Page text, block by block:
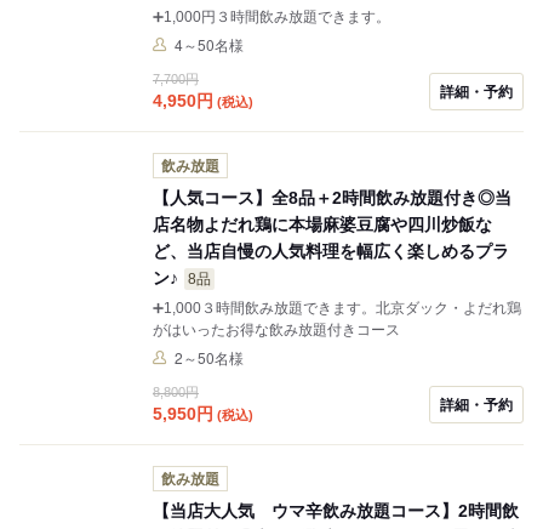
➕1,000円３時間飲み放題できます。
4～50名様
7,700円
4,950円 (税込)
詳細・予約
飲み放題
【人気コース】全8品＋2時間飲み放題付き◎当
店名物よだれ鶏に本場麻婆豆腐や四川炒飯な
ど、当店自慢の人気料理を幅広く楽しめるプラ
ン♪
8品
➕1,000３時間飲み放題できます。北京ダック・よだれ鶏
がはいったお得な飲み放題付きコース
2～50名様
8,800円
5,950円 (税込)
詳細・予約
飲み放題
【当店大人気 ウマ辛飲み放題コース】2時間飲